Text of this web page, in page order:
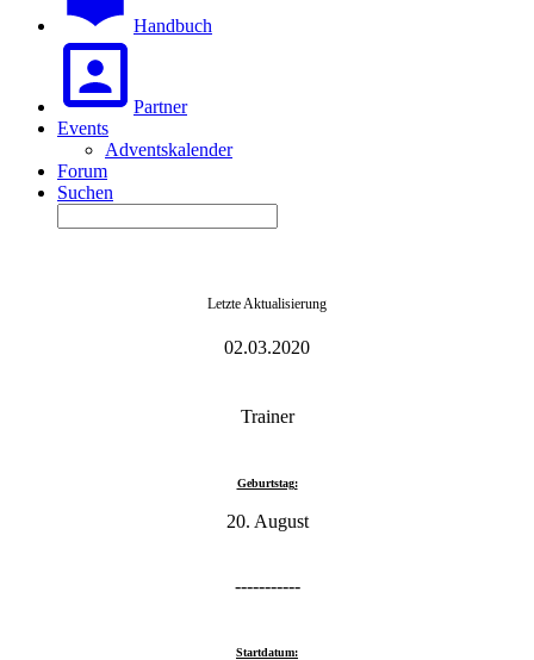
Handbuch
Partner
Events
Adventskalender
Forum
Suchen
Letzte Aktualisierung
02.03.2020
Trainer
Geburtstag:
20. August
-----------
Startdatum: